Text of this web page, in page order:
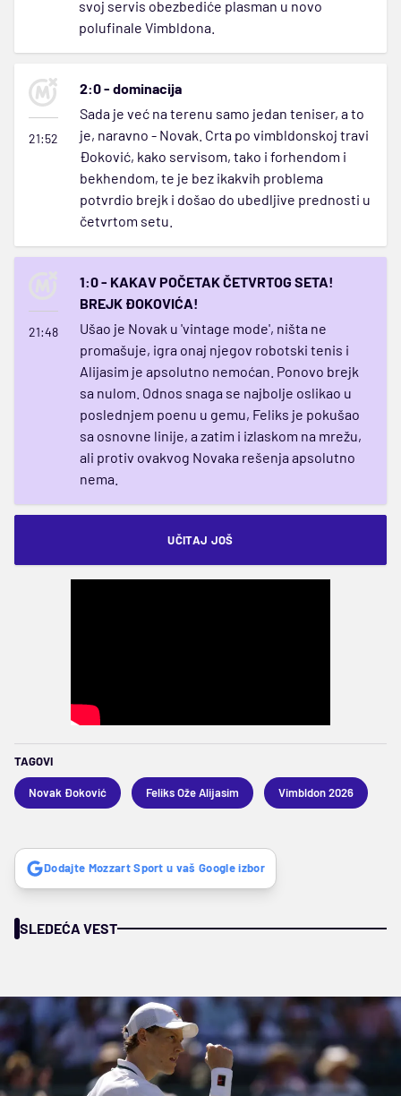
svoj servis obezbediće plasman u novo
polufinale Vimbldona.
21:52
2:0 - dominacija
Sada je već na terenu samo jedan teniser, a to
je, naravno - Novak. Crta po vimbldonskoj travi
Đoković, kako servisom, tako i forhendom i
bekhendom, te je bez ikakvih problema
potvrdio brejk i došao do ubedljive prednosti u
četvrtom setu.
21:48
1:0 - KAKAV POČETAK ČETVRTOG SETA!
BREJK ĐOKOVIĆA!
Ušao je Novak u 'vintage mode', ništa ne
promašuje, igra onaj njegov robotski tenis i
Alijasim je apsolutno nemoćan. Ponovo brejk
sa nulom. Odnos snaga se najbolje oslikao u
poslednjem poenu u gemu, Feliks je pokušao
sa osnovne linije, a zatim i izlaskom na mrežu,
ali protiv ovakvog Novaka rešenja apsolutno
nema.
UČITAJ JOŠ
TAGOVI
Novak Đoković Feliks Ože Alijasim Vimbldon 2026
Dodajte Mozzart Sport u vaš Google izbor
SLEDEĆA VEST